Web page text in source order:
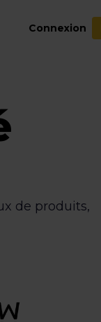
Connexion
de produits,